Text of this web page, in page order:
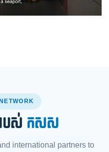
របស់ កសស
international partners to